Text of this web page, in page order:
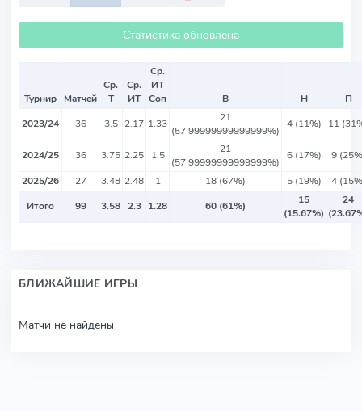
Статистика обновлена
Турнир Матчей
Ср.
Т
Ср.
ИТ
Ср.
ИТ
Соп
В Н
П
2023/24
36 3.5 2.17 1.33
21
(57.99999999999999%)
4 (11%) 11
2024/25 36 3.75 2.25 1.5
21
(57.99999999999999%)
6 (17%)
9
2025/26
27 3.48 2.48 1 18 (67%) 5 (19%)
4
Итого
99 3.58 2.3 1.28 60 (61%)
15
(15.67%)
24
БЛИЖАЙШИЕ ИГРЫ
Матчи не найдены